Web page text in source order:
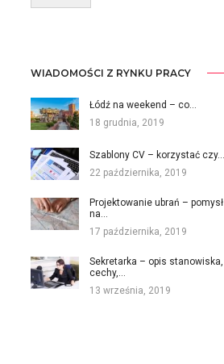
WIADOMOŚCI Z RYNKU PRACY
Łódź na weekend – co…
18 grudnia, 2019
Szablony CV – korzystać czy…
22 października, 2019
Projektowanie ubrań – pomysł
na…
17 października, 2019
Sekretarka – opis stanowiska,
cechy,…
13 września, 2019